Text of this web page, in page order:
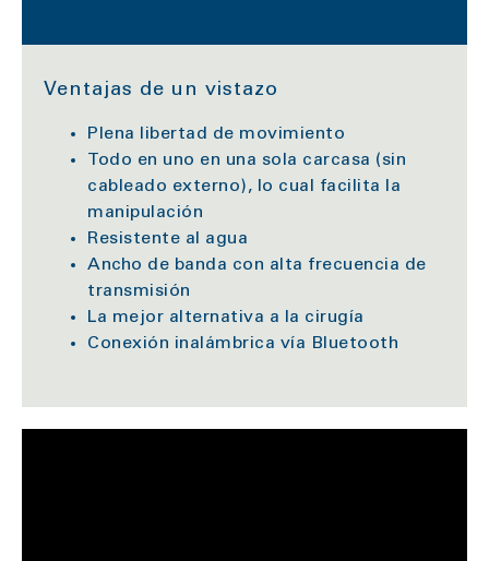
Ventajas de un vistazo
Plena libertad de movimiento
Todo en uno en una sola carcasa (sin
cableado externo), lo cual facilita la
manipulación
Resistente al agua
Ancho de banda con alta frecuencia de
transmisión
La mejor alternativa a la cirugía
Conexión inalámbrica vía Bluetooth